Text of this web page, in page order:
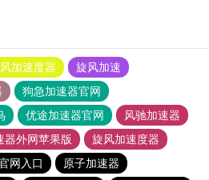
加速度器
旋风加速
狗急加速器官网
优途加速器官网
风驰加速器
器外网苹果版
旋风加速度器
网入口
原子加速器